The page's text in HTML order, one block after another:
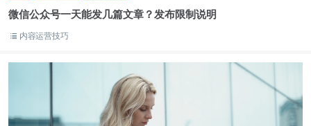
微信公众号一天能发几篇文章？发布限制说明
内容运营技巧